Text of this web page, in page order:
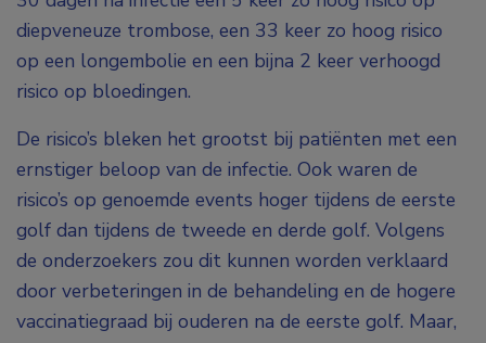
diepveneuze trombose, een 33 keer zo hoog risico
op een longembolie en een bijna 2 keer verhoogd
risico op bloedingen.
De risico’s bleken het grootst bij patiënten met een
ernstiger beloop van de infectie. Ook waren de
risico’s op genoemde events hoger tijdens de eerste
golf dan tijdens de tweede en derde golf. Volgens
de onderzoekers zou dit kunnen worden verklaard
door verbeteringen in de behandeling en de hogere
vaccinatiegraad bij ouderen na de eerste golf. Maar,